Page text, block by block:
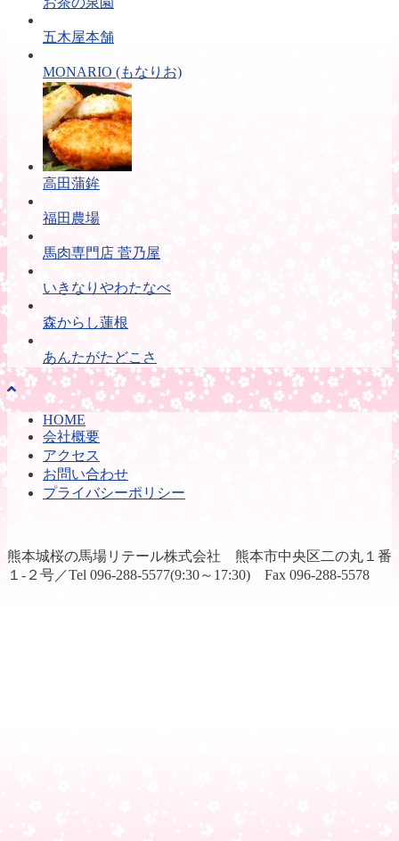
五木屋本舗
MONARIO (もなりお)
高田蒲鉾
福田農場
馬肉専門店 菅乃屋
いきなりやわたなべ
森からし蓮根
あんたがたどこさ
HOME
会社概要
アクセス
お問い合わせ
プライバシーポリシー
熊本城桜の馬場リテール株式会社 熊本市中央区二の丸１番
１-２号／Tel 096-288-5577(9:30～17:30) Fax 096-288-5578